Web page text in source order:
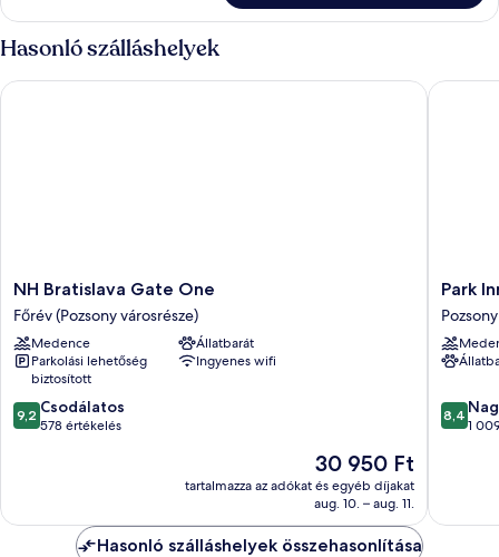
Hasonló szálláshelyek
NH
Bratislava
Gate
One
Főrév
(Pozsony
városrésze)
NH Bratislava Gate One
Főrév (Pozsony városrésze)
Medence
Állatbarát
Parkolási lehetőség
biztosított
Ingyenes wifi
9.2
ennyiből:
9,2 Csodálatos
578 értékelés
Az
ár
30 950 Ft
30 950 Ft
tartalmazza az adókat és egyéb díjakat
aug. 10. – aug. 11.
NH Bratislava Gate One
Park
Inn
by
Danube
Pozsony
Park
8.4
8,4
1
Park Inn
Hasonló szálláshelyek összehasonlítása